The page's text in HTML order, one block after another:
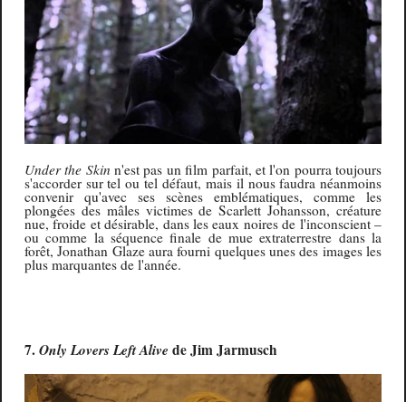
Under the Skin n'est pas un film parfait, et l'on pourra toujours
s'accorder sur tel ou tel défaut, mais il nous faudra néanmoins
convenir qu'avec ses scènes emblématiques, comme les
plongées des mâles victimes de Scarlett Johansson, créature
nue, froide et désirable, dans les eaux noires de l'inconscient –
ou comme la séquence finale de mue extraterrestre dans la
forêt, Jonathan Glaze aura fourni quelques unes des images les
plus marquantes de l'année.
7.Only Lovers Left Alive de Jim Jarmusch